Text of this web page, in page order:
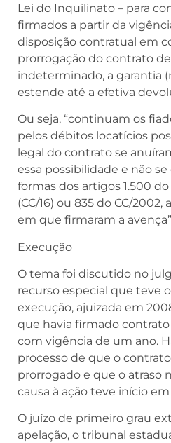
Lei do Inquilinato – para
firmados a partir da vigência
disposição contratual em
prorrogação do contrato
indeterminado, a garantia
estende até a efetiva
Ou seja, “continuam os
pelos débitos locatícios
legal do contrato se
essa possibilidade e não
formas dos artigos 1.500 do
(CC/16) ou 835 do CC/
em que firmaram a
Execução
O tema foi discutido no
recurso especial que teve
execução, ajuizada em
que havia firmado contrato
com vigência de um ano.
processo de que o
prorrogado e que o atraso
causa à ação teve início em
O juízo de primeiro grau
apelação, o tribunal